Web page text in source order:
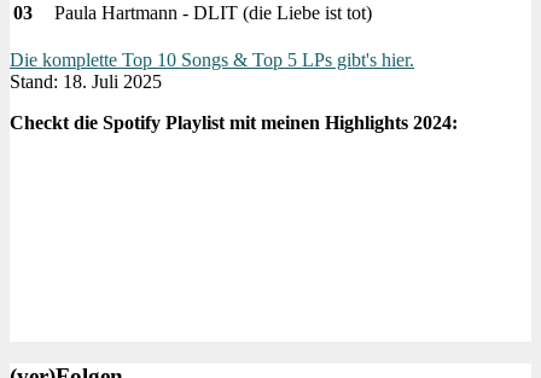
03
Paula Hartmann - DLIT (die Liebe ist tot)
Die komplette Top 10 Songs & Top 5 LPs gibt's hier.
Stand: 18. Juli 2025
Checkt die Spotify Playlist mit meinen Highlights 2024: